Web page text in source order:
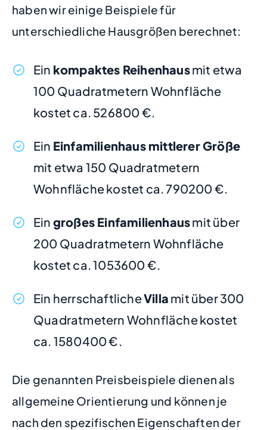
haben wir einige Beispiele für
unterschiedliche Hausgrößen berechnet:
Ein kompaktes Reihenhausmit etwa
100 Quadratmetern Wohnfläche
kostet ca. 526800 €.
Ein Einfamilienhaus mittlerer Größe
mit etwa 150 Quadratmetern
Wohnfläche kostet ca. 790200 €.
Ein großes Einfamilienhausmit über
200 Quadratmetern Wohnfläche
kostet ca. 1053600 €.
Ein herrschaftlicheVilla mit über 300
Quadratmetern Wohnfläche kostet
ca. 1580400 €.
Die genannten Preisbeispiele dienen als
allgemeine Orientierung und können je
nach den spezifischen Eigenschaften der